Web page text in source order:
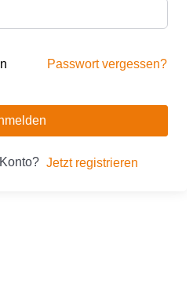
Passwort vergessen?
Jetzt registrieren